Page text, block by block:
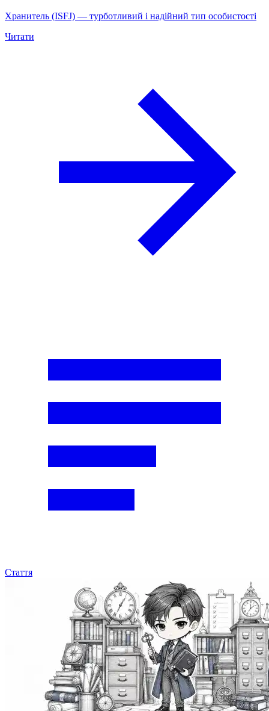
Хранитель (ISFJ) — турботливий і надійний тип особистості
Читати
Стаття